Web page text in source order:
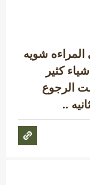
شويه
كثير
الرجوع
..